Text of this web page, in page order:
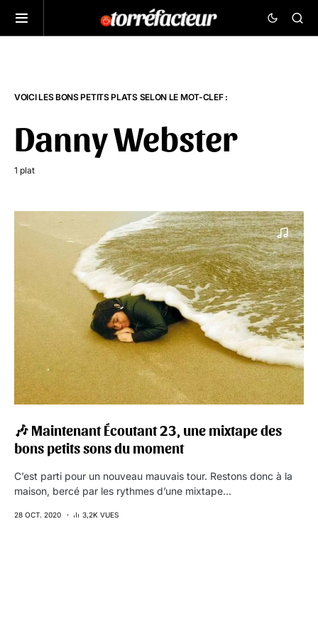
VOICI LES BONS PETITS PLATS SELON LE MOT-CLEF :
Danny Webster
1 plat
🎶 Maintenant Écoutant 23, une mixtape des
bons petits sons du moment
C’est parti pour un nouveau mauvais tour. Restons donc à la
maison, bercé par les rythmes d’une mixtape…
28 OCT. 2020 3,2K VUES